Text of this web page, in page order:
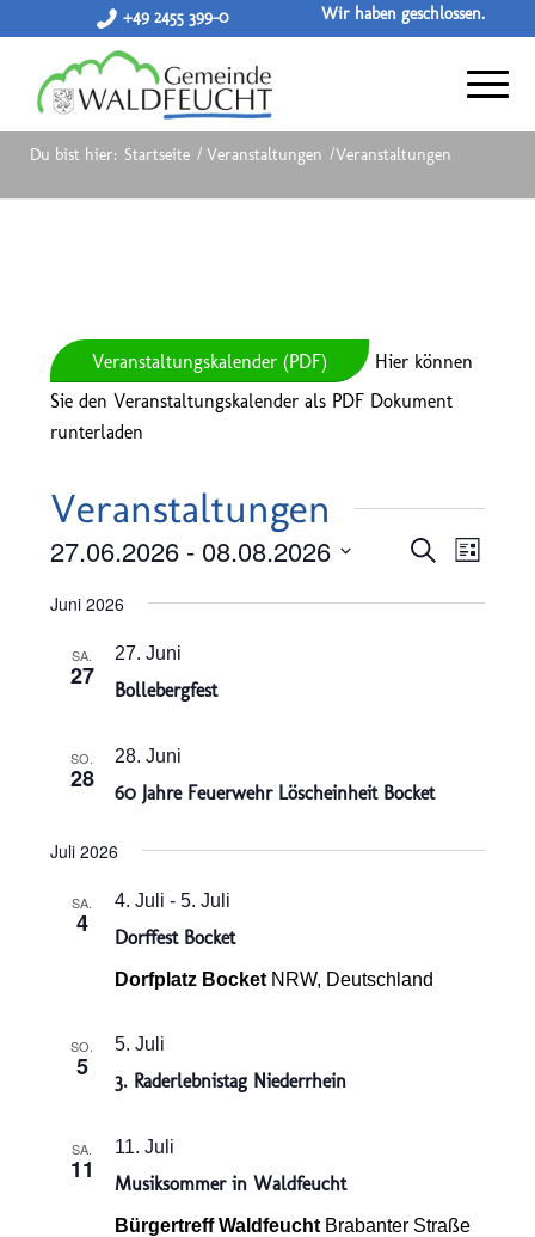
+49 2455 399-0 Wir haben geschlossen.
Du bist hier: Startseite / Veranstaltungen /Veranstaltungen
Veranstaltungskalender (PDF)
Hier können
Sie den Veranstaltungskalender als PDF Dokument
runterladen
Veranstaltungen
Suche
Liste
27.06.2026 - 08.08.2026
wählen.
Juni 2026
SA.
27 Bollebergfest
27. Juni
SO.
28 60 Jahre Feuerwehr Löscheinheit Bocket
28. Juni
Juli 2026
SA.
4 Dorffest Bocket
4. Juli - 5. Juli
Dorfplatz Bocket NRW, Deutschland
SO.
5 3. Raderlebnistag Niederrhein
5. Juli
SA.
11 Musiksommer in Waldfeucht
11. Juli
Bürgertreff Waldfeucht Brabanter Straße